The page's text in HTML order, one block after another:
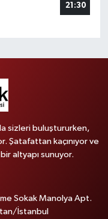
21:30
sizleri buluştururken,
Şatafattan kaçınıyor ve
altyapı sunuyor.
Sokak Manolya Apt.
İstanbul